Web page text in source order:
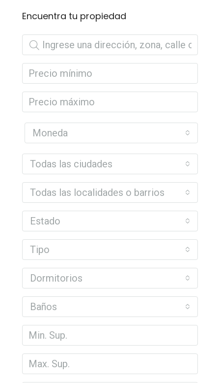
Encuentra tu propiedad
Moneda
Todas las ciudades
Todas las localidades o barrios
Estado
Tipo
Dormitorios
Baños